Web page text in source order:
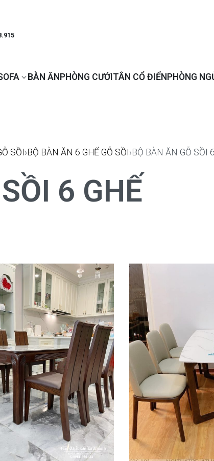
BÀN ĂN PHÒNG CƯỚI TÂN CỔ ĐIỂN PHÒNG
SỒI›BỘ BÀN ĂN 6 GHẾ GỖ SỒI›BỘ BÀN ĂN GỖ SỒI
6 GHẾ